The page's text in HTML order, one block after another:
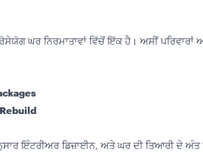
ਘਰ ਨਿਰਮਾਤਾਵਾਂ ਵਿੱਚੋਂ ਇੱਕ ਹੈ। ਅਸੀਂ ਪਰਿਵਾਰਾਂ
ਇੰਟਰੀਅਰ ਡਿਜ਼ਾਈਨ, ਅਤੇ ਘਰ ਦੀ ਤਿਆਰੀ ਦੇ ਅੰਤ